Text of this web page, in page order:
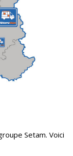
Setam. Voici